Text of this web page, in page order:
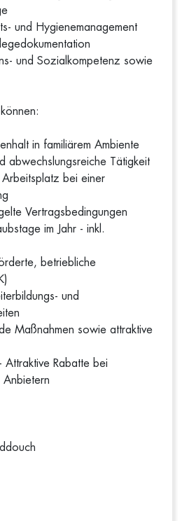
und Hygienemanagement
und Sozialkompetenz sowie
in familiärem Ambiente
abwechslungsreiche Tätigkeit
Arbeitsplatz bei einer
Vertragsbedingungen
im Jahr - inkl.
betriebliche
und
Maßnahmen sowie attraktive
Rabatte bei
Anbietern